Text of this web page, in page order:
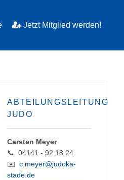
Jetzt Mitglied werden!
ABTEILUNGSLEITUNG
JUDO
Carsten Meyer
📞 04141 - 92 18 24
✉️c.meyer@judoka-
stade.de